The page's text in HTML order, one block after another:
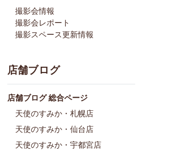
撮影会情報
撮影会レポート
撮影スペース更新情報
店舗ブログ
店舗ブログ 総合ページ
天使のすみか・札幌店
天使のすみか・仙台店
天使のすみか・宇都宮店